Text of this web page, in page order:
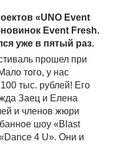
«UNO Event
Event Fresh.
уже в пятый раз.
прошел при
того, у нас
тыс. рублей! Его
Заец и Елена
и членов жюри
шоу «Blast
4 U». Они и